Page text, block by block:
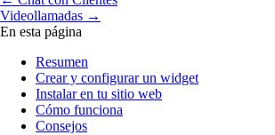
Videollamadas →
En esta página
Resumen
Crear y configurar un widget
Instalar en tu sitio web
Cómo funciona
Consejos